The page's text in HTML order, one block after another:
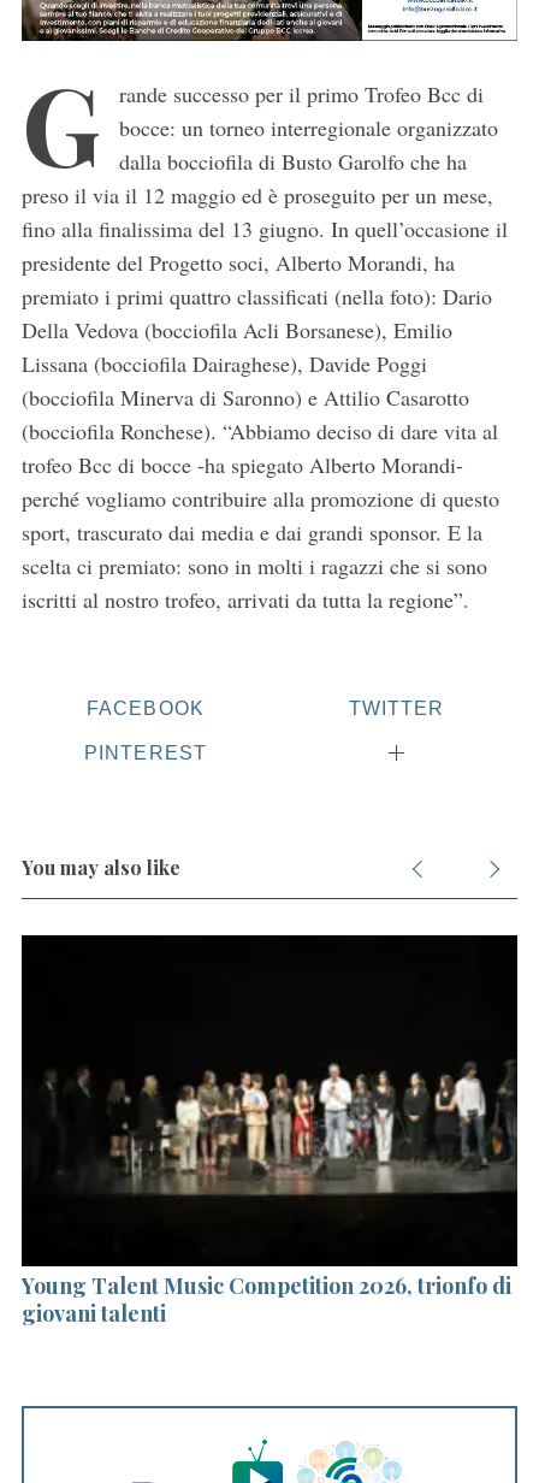
G
rande successo per il primo Trofeo Bcc di
bocce: un torneo interregionale organizzato
dalla bocciofila di Busto Garolfo che ha
preso il via il 12 maggio ed è proseguito per un mese,
fino alla finalissima del 13 giugno. In quell’occasione il
presidente del Progetto soci, Alberto Morandi, ha
premiato i primi quattro classificati (nella foto): Dario
Della Vedova (bocciofila Acli Borsanese), Emilio
Lissana (bocciofila Dairaghese), Davide Poggi
(bocciofila Minerva di Saronno) e Attilio Casarotto
(bocciofila Ronchese). “Abbiamo deciso di dare vita al
trofeo Bcc di bocce -ha spiegato Alberto Morandi-
perché vogliamo contribuire alla promozione di questo
sport, trascurato dai media e dai grandi sponsor. E la
scelta ci premiato: sono in molti i ragazzi che si sono
iscritti al nostro trofeo, arrivati da tutta la regione”.
FACEBOOK TWITTER
PINTEREST
You may also like
Young Talent Music Competition 2026, trionfo di
giovani talenti
h
f